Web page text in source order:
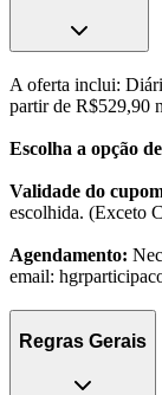
A oferta inclui:
partir de R$529,90
Escolha a opção
Validade do
escolhida. (Exceto
Agendamento:
email:
Regras Gerais